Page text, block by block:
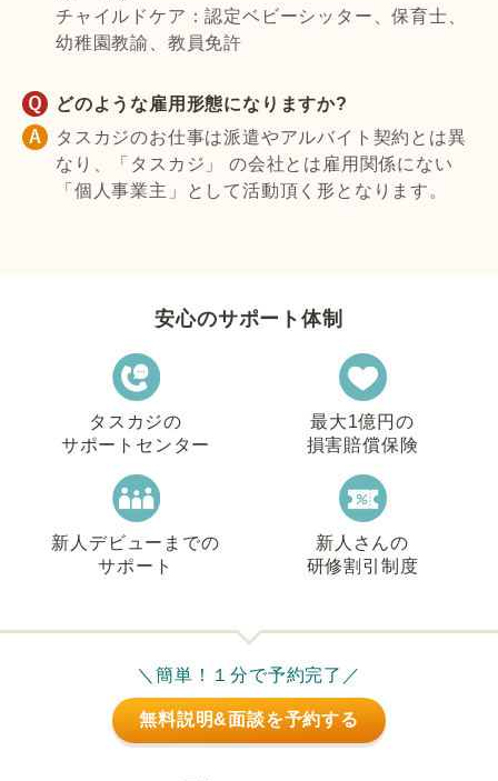
チャイルドケア：認定ベビーシッター、保育士、
幼稚園教諭、教員免許
どのような雇用形態になりますか?
タスカジのお仕事は派遣やアルバイト契約とは異
なり、「タスカジ」 の会社とは雇用関係にない
「個人事業主」として活動頂く形となります。
安心のサポート体制
タスカジの
サポートセンター
最大1億円の
損害賠償保険
新人デビューまでの
サポート
新人さんの
研修割引制度
＼簡単！１分で予約完了／
無料説明&面談を予約する